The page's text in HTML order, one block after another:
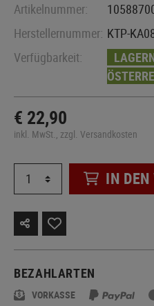
Artikelnummer:
Herstellernummer: KTP-
Verfügbarkeit:
€ 22,90
inkl. MwSt., zzgl. Versandkosten
IN DEN
BEZAHLARTEN
VORKASSE